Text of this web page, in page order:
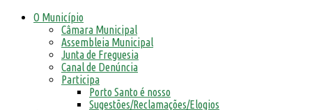
O Município
Câmara Municipal
Assembleia Municipal
Junta de Freguesia
Canal de Denúncia
Participa
Porto Santo é nosso
Sugestões/Reclamações/Elogios